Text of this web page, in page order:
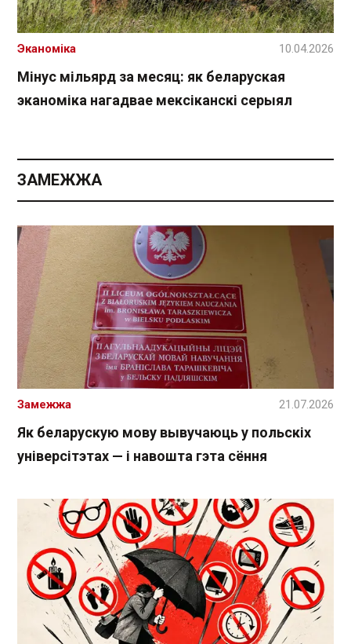
Мінус мільярд за месяц: як беларуская
эканоміка нагадвае мексіканскі серыял
Эканоміка 10.04.2026
ЗАМЕЖЖА
Як беларускую мову вывучаюць у польскіх
універсітэтах — і навошта гэта сёння
Замежжа 21.07.2026